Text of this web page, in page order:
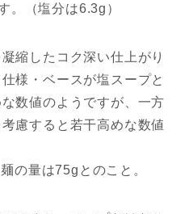
。（塩分は6.3g）
縮したコク深い仕上がり
様・ベースが塩スープと
数値のようですが、一方
慮すると若干高めな数値
の量は75gとのこと。